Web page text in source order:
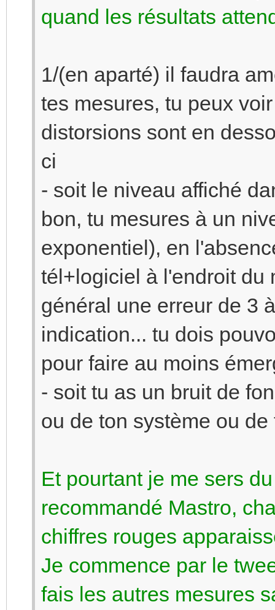
quand les résultats
1/(en aparté) il faudra
tes mesures, tu peux
distorsions sont en
ci
- soit le niveau affiché
bon, tu mesures à un
exponentiel), en
tél+logiciel à l'endroit du
général une erreur de 3
indication... tu dois
pour faire au moins
- soit tu as un bruit de
ou de ton système ou
Et pourtant je me sers
recommandé Mastro,
chiffres rouges
Je commence par le
fais les autres mesures